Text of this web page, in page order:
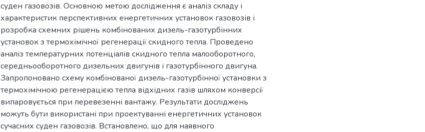
суден газовозів. Основною метою дослідження є аналіз складу і
характеристик перспективних енергетичних установок газовозів і
розробка схемних рішень комбінованих дизель-газотурбінних
установок з термохімічної регенерації скидного тепла. Проведено
аналіз температурних потенціалів скидного тепла малооборотного,
середньооборотного дизельних двигунів і газотурбінного двигуна.
Запропоновано схему комбінованої дизель-газотурбінної установки з
термохімічною регенерацією тепла відхідних газів шляхом конверсії
випаровується при перевезенні вантажу. Результати досліджень
можуть бути використані при проектуванні енергетичних установок
сучасних суден газовозів. Встановлено, що для наявного